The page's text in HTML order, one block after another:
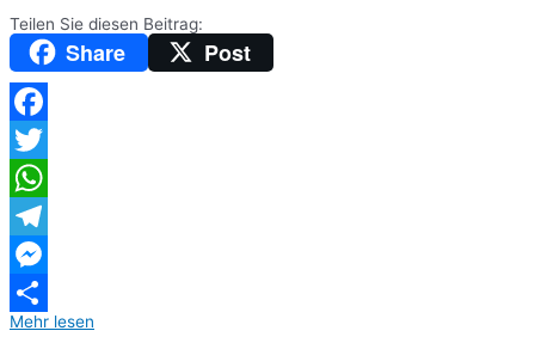
Teilen Sie diesen Beitrag:
Share Post
Facebook
Twitter
WhatsApp
Telegram
Messenger
Teilen
Mehr lesen